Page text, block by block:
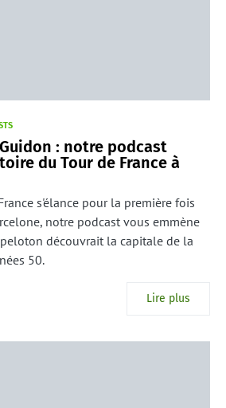
: notre podcast
du Tour de France à
s'élance pour la première fois
notre podcast vous emmène
découvrait la capitale de la
50.
Lire plus